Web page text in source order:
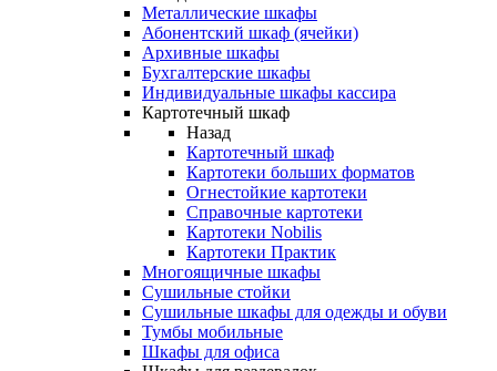
Металлические шкафы
Абонентский шкаф (ячейки)
Архивные шкафы
Бухгалтерские шкафы
Индивидуальные шкафы кассира
Картотечный шкаф
Назад
Картотечный шкаф
Картотеки больших форматов
Огнестойкие картотеки
Справочные картотеки
Картотеки Nobilis
Картотеки Практик
Многоящичные шкафы
Сушильные стойки
Сушильные шкафы для одежды и обуви
Тумбы мобильные
Шкафы для офиса